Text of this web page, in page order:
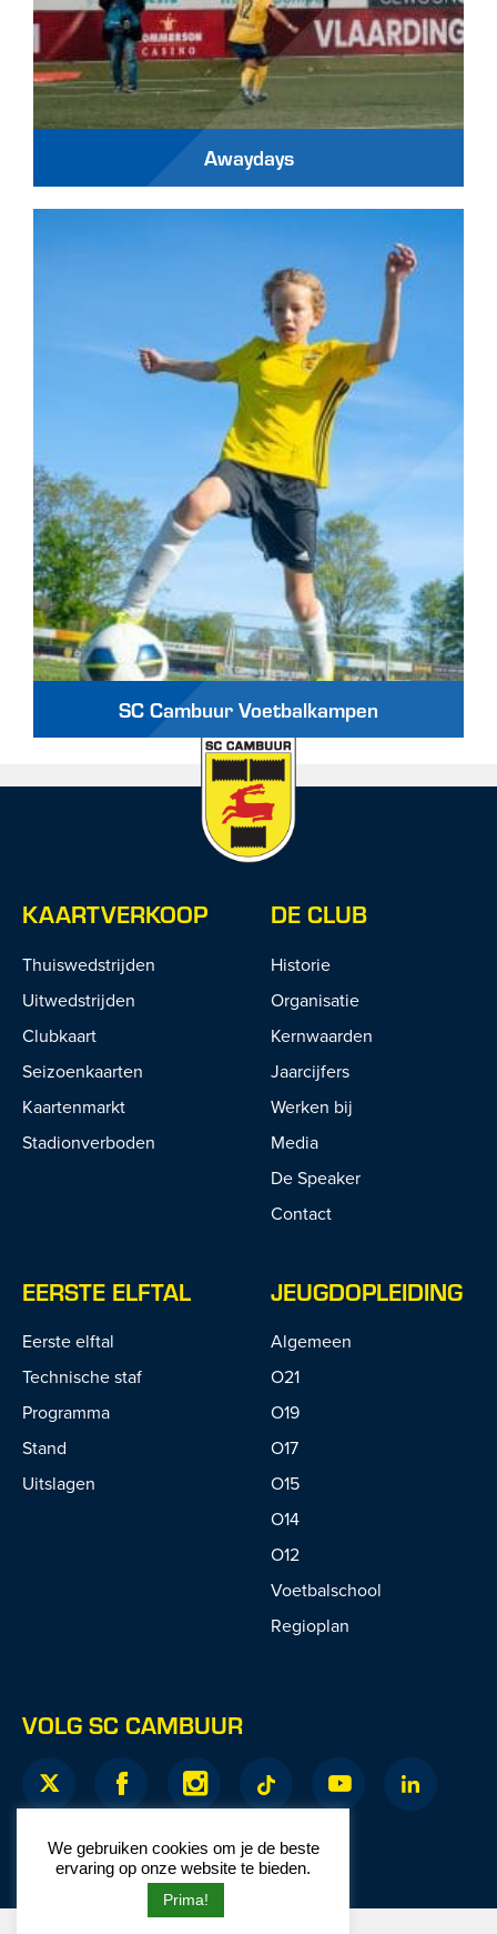
Awaydays
SC Cambuur Voetbalkampen
KAARTVERKOOP
Thuiswedstrijden
Uitwedstrijden
Clubkaart
Seizoenkaarten
Kaartenmarkt
Stadionverboden
DE CLUB
Historie
Organisatie
Kernwaarden
Jaarcijfers
Werken bij
Media
De Speaker
Contact
EERSTE ELFTAL
Eerste elftal
Technische staf
Programma
Stand
Uitslagen
JEUGDOPLEIDING
Algemeen
O21
O19
O17
O15
O14
O12
Voetbalschool
Regioplan
VOLG SC CAMBUUR
We gebruiken cookies om je de beste
ervaring op onze website te bieden.
Prima!